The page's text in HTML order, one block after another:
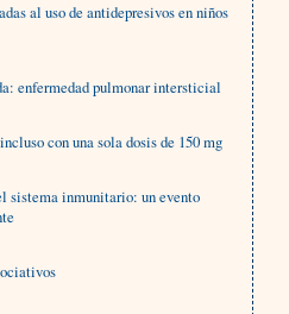
al uso de antidepresivos en niños
enfermedad pulmonar intersticial
con una sola dosis de 150 mg
sistema inmunitario: un evento